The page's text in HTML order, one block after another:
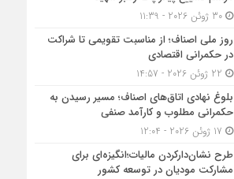
30 ژوئن 2026 - 11:39
روز ملی اصناف؛ از مناسبت تقویمی تا شراکت
در حکمرانی اقتصادی
بلوغ نهادی اتاق‌های اصناف؛ مسیر رسیدن به
حکمرانی مطلوب و کارآمد صنفی
طرح نشان‌دارکردن مالیات؛انگیزه‌ای برای
مشارکت مودیان در توسعه کشور